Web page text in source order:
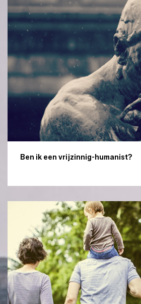
Ben ik een vrijzinnig-humanist?